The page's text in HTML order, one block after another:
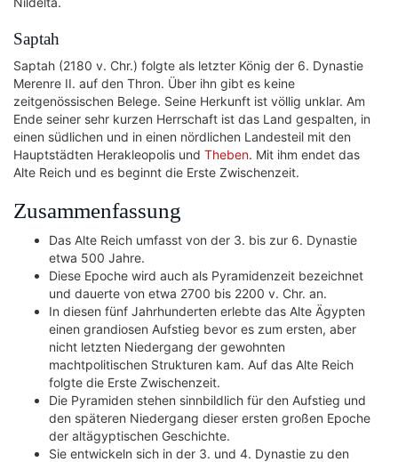
Saptah
Saptah (2180 v. Chr.) folgte als letzter König der 6. Dynastie
Merenre II. auf den Thron. Über ihn gibt es keine
zeitgenössischen Belege. Seine Herkunft ist völlig unklar. Am
Ende seiner sehr kurzen Herrschaft ist das Land gespalten, in
einen südlichen und in einen nördlichen Landesteil mit den
Hauptstädten Herakleopolis und Theben. Mit ihm endet das
Alte Reich und es beginnt die Erste Zwischenzeit.
Zusammenfassung
Das Alte Reich umfasst von der 3. bis zur 6. Dynastie
etwa 500 Jahre.
Diese Epoche wird auch als Pyramidenzeit bezeichnet
und dauerte von etwa 2700 bis 2200 v. Chr. an.
In diesen fünf Jahrhunderten erlebte das Alte Ägypten
einen grandiosen Aufstieg bevor es zum ersten, aber
nicht letzten Niedergang der gewohnten
machtpolitischen Strukturen kam. Auf das Alte Reich
folgte die Erste Zwischenzeit.
Die Pyramiden stehen sinnbildlich für den Aufstieg und
den späteren Niedergang dieser ersten großen Epoche
der altägyptischen Geschichte.
Sie entwickeln sich in der 3. und 4. Dynastie zu den